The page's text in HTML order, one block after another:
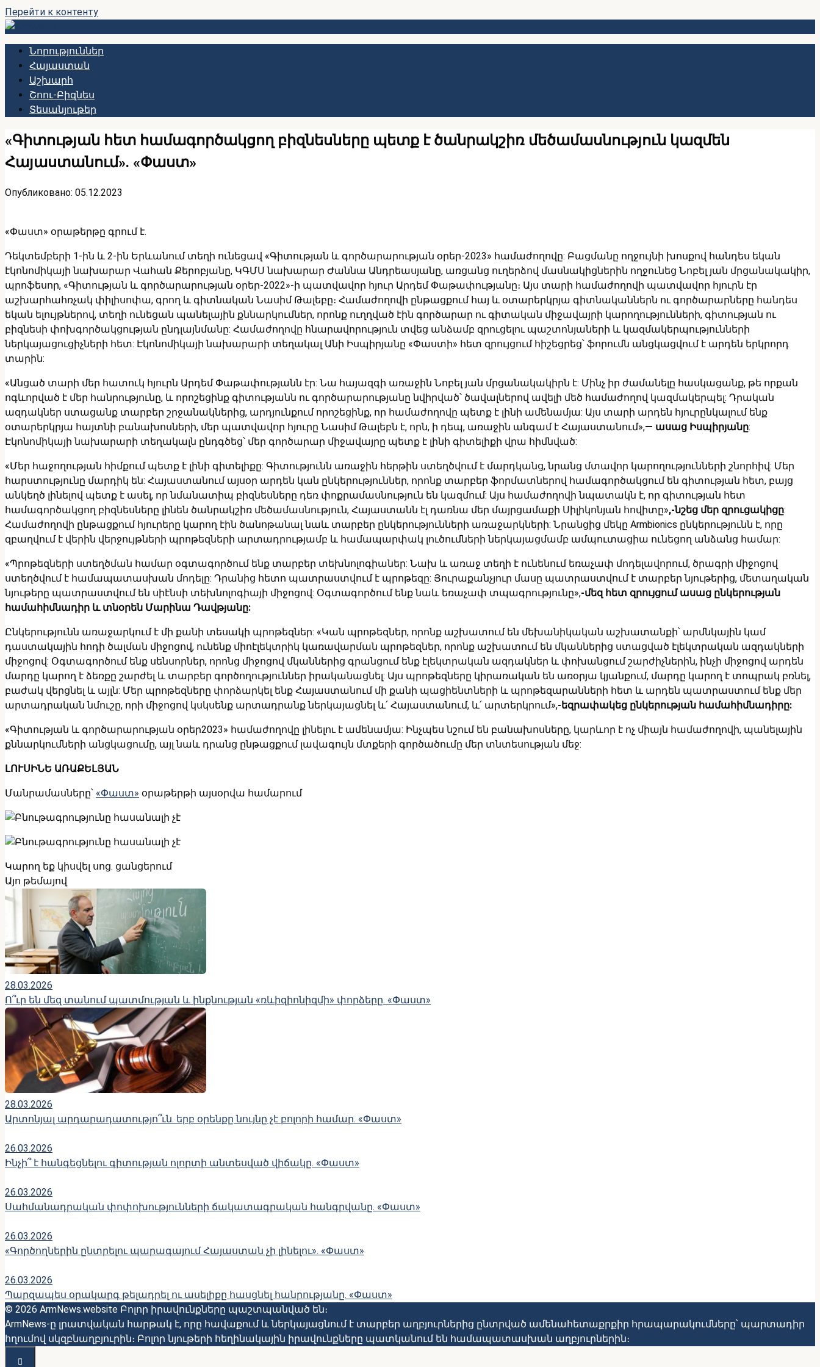
Перейти к контенту
Նորություններ
Հայաստան
Աշխարհ
Շոու-Բիզնես
Տեսանյութեր
«Գիտության հետ համագործակցող բիզնեսները պետք է ծանրակշիռ մեծամասնություն կազմեն
Հայաստանում»․ «Փաստ»
Опубликовано: 05.12.2023
«Փաստ» օրաթերթը գրում է.
Դեկտեմբերի 1-ին և 2-ին Երևանում տեղի ունեցավ «Գիտության և գործարարության օրեր-2023» համաժողովը: Բացմանը ողջույնի խոսքով հանդես եկան
էկոնոմիկայի նախարար Վահան Քերոբյանը, ԿԳՄՍ նախարար Ժաննա Անդրեասյանը, առցանց ուղերձով մասնակիցներին ողջունեց Նոբել յան մրցանակակիր,
պրոֆեսոր, «Գիտության և գործարարության օրեր-2022»-ի պատվավոր հյուր Արդեմ Փաթափությանը։ Այս տարի համաժողովի պատվավոր հյուրն էր
աշխարհահռչակ փիլիսոփա, գրող և գիտնական Նասիմ Թալեբը։ Համաժողովի ընթացքում հայ և օտարերկրյա գիտնականներն ու գործարարները հանդես
եկան ելույթներով, տեղի ունեցան պանելային քննարկումներ, որոնք ուղղված էին գործարար ու գիտական միջավայրի կարողությունների, գիտության ու
բիզնեսի փոխգործակցության ընդլայնմանը: Համաժողովը հնարավորություն տվեց անձամբ զրուցելու պաշտոնյաների և կազմակերպությունների
ներկայացուցիչների հետ: Էկոնոմիկայի նախարարի տեղակալ Անի Իսպիրյանը «Փաստի» հետ զրույցում հիշեցրեց՝ ֆորումն անցկացվում է արդեն երկրորդ
տարին:
«Անցած տարի մեր հատուկ հյուրն Արդեմ Փաթափությանն էր: Նա հայազգի առաջին Նոբել յան մրցանակակիրն է: Մինչ իր ժամանելը հասկացանք, թե որքան
ոգևորված է մեր հանրությունը, և որոշեցինք գիտությանն ու գործարարությանը նվիրված՝ ծավալներով ավելի մեծ համաժողով կազմակերպել: Դրական
ազդակներ ստացանք տարբեր շրջանակներից, արդյունքում որոշեցինք, որ համաժողովը պետք է լինի ամենամյա: Այս տարի արդեն հյուրընկալում ենք
օտարերկրյա հայտնի բանախոսների, մեր պատվավոր հյուրը Նասիմ Թալեբն է, որն, ի դեպ, առաջին անգամ է Հայաստանում»,— ասաց Իսպիրյանը:
Էկոնոմիկայի նախարարի տեղակալն ընդգծեց՝ մեր գործարար միջավայրը պետք է լինի գիտելիքի վրա հիմնված:
«Մեր հաջողության հիմքում պետք է լինի գիտելիքը: Գիտությունն առաջին հերթին ստեղծվում է մարդկանց, նրանց մտավոր կարողությունների շնորհիվ: Մեր
հարստությունը մարդիկ են: Հայաստանում այսօր արդեն կան ընկերություններ, որոնք տարբեր ֆորմատներով համագործակցում են գիտության հետ, բայց
անկեղծ լինելով պետք է ասել, որ նմանատիպ բիզնեսները դեռ փոքրամասնություն են կազմում: Այս համաժողովի նպատակն է, որ գիտության հետ
համագործակցող բիզնեսները լինեն ծանրակշիռ մեծամասնություն, Հայաստանն էլ դառնա մեր մայրցամաքի Սիլիկոնյան հովիտը»,-նշեց մեր զրուցակիցը:
Համաժողովի ընթացքում հյուրերը կարող էին ծանոթանալ նաև տարբեր ընկերությունների առաջարկների: Նրանցից մեկը Armbionics ընկերությունն է, որը
զբաղվում է վերին վերջույթների պրոթեզների արտադրությամբ և համապարփակ լուծումների ներկայացմամբ ամպուտացիա ունեցող անձանց համար:
«Պրոթեզների ստեղծման համար օգտագործում ենք տարբեր տեխնոլոգիաներ: Նախ և առաջ տեղի է ունենում եռաչափ մոդելավորում, ծրագրի միջոցով
ստեղծվում է համապատասխան մոդելը: Դրանից հետո պատրաստվում է պրոթեզը: Յուրաքանչյուր մասը պատրաստվում է տարբեր նյութերից, մետաղական
նյութերը պատրաստվում են սիէնսի տեխնոլոգիայի միջոցով: Օգտագործում ենք նաև եռաչափ տպագրությունը»,-մեզ հետ զրույցում ասաց ընկերության
համահիմնադիր և տնօրեն Մարինա Դավթյանը:
Ընկերությունն առաջարկում է մի քանի տեսակի պրոթեզներ: «Կան պրոթեզներ, որոնք աշխատում են մեխանիկական աշխատանքի՝ արմնկային կամ
դաստակային հոդի ծալման միջոցով, ունենք միոէլեկտրիկ կառավարման պրոթեզներ, որոնք աշխատում են մկաններից ստացված էլեկտրական ազդակների
միջոցով: Օգտագործում ենք սենսորներ, որոնց միջոցով մկաններից գրանցում ենք էլեկտրական ազդակներ և փոխանցում շարժիչներին, ինչի միջոցով արդեն
մարդը կարող է ձեռքը շարժել և տարբեր գործողություններ իրականացնել: Այս պրոթեզները կիրառական են առօրյա կյանքում, մարդը կարող է տոպրակ բռնել,
բաժակ վերցնել և այլն: Մեր պրոթեզները փորձարկել ենք Հայաստանում մի քանի պացիենտների և պրոթեզարանների հետ և արդեն պատրաստում ենք մեր
արտադրական նմուշը, որի միջոցով կսկսենք արտադրանք ներկայացնել և՛ Հայաստանում, և՛ արտերկրում»,-եզրափակեց ընկերության համահիմնադիրը:
«Գիտության և գործարարության օրեր2023» համաժողովը լինելու է ամենամյա: Ինչպես նշում են բանախոսները, կարևոր է ոչ միայն համաժողովի, պանելային
քննարկումների անցկացումը, այլ նաև դրանց ընթացքում լավագույն մտքերի գործածումը մեր տնտեսության մեջ:
ԼՈՒՍԻՆԵ ԱՌԱՔԵԼՅԱՆ
Մանրամասները՝ «Փաստ» օրաթերթի այսօրվա համարում
Կարող եք կիսվել սոց․ ցանցերում
Այո թեմայով
28.03.2026
Ո՞ւր են մեզ տանում պատմության և ինքնության «ռևիզիոնիզմի» փորձերը. «Փաստ»
28.03.2026
Արտոնյալ արդարադատությո՞ւն. երբ օրենքը նույնը չէ բոլորի համար. «Փաստ»
26.03.2026
Ինչի՞ է հանգեցնելու գիտության ոլորտի անտեսված վիճակը. «Փաստ»
26.03.2026
Սահմանադրական փոփոխությունների ճակատագրական հանգրվանը. «Փաստ»
26.03.2026
«Գործողներին ընտրելու պարագայում Հայաստան չի լինելու». «Փաստ»
26.03.2026
Պարզապես օրակարգ թելադրել ու ասելիքը հասցնել հանրությանը. «Փաստ»
© 2026 ArmNews.website Բոլոր իրավունքները պաշտպանված են։
ArmNews-ը լրատվական հարթակ է, որը հավաքում և ներկայացնում է տարբեր աղբյուրներից ընտրված ամենահետաքրքիր հրապարակումները՝ պարտադիր
հղումով սկզբնաղբյուրին։ Բոլոր նյութերի հեղինակային իրավունքները պատկանում են համապատասխան աղբյուրներին։